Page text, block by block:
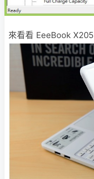
來看看 EeeBook